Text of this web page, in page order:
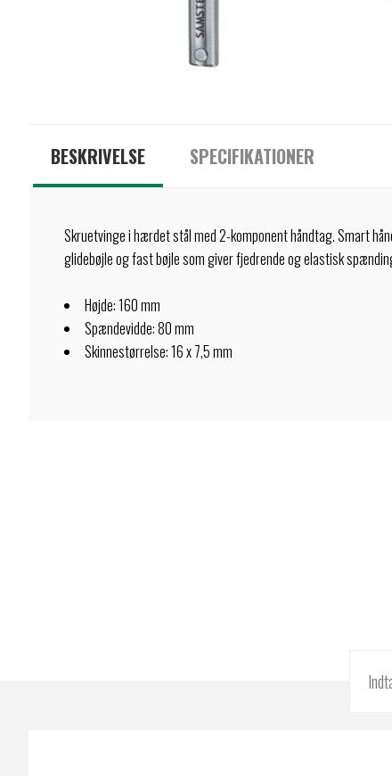
BESKRIVELSE SPECIFIKATIONER
Skruetvinge i hærdet stål med 2-komponent håndtag. Smart
glidebøjle og fast bøjle som giver fjedrende og elastisk
Højde: 160 mm
Spændevidde: 80 mm
Skinnestørrelse: 16 x 7,5 mm